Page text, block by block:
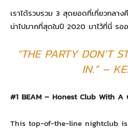
เราได้รวบรวม 3 สุดยอดที่เที่ยวกลา
น่าไปมากที่สุดในปี 2020 มาไว้ที่นี่ รอ
“THE PARTY DON’T
IN.” –
#1 BEAM – Honest Club With A
This top-of-the-line nightclub